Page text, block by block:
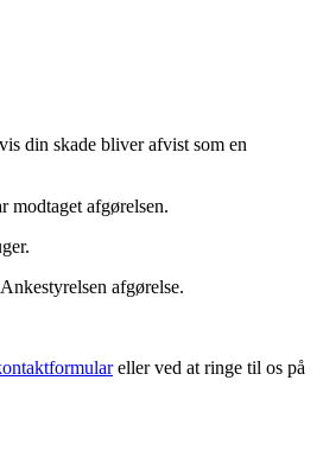
din skade bliver afvist som en
modtaget afgørelsen.
afgørelse.
eller ved at ringe til os på